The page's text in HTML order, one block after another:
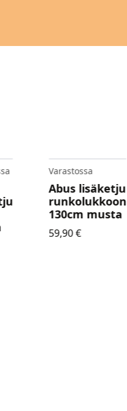
Varastossa
Abus lisäketju
runkolukkoon
130cm musta
59,90€